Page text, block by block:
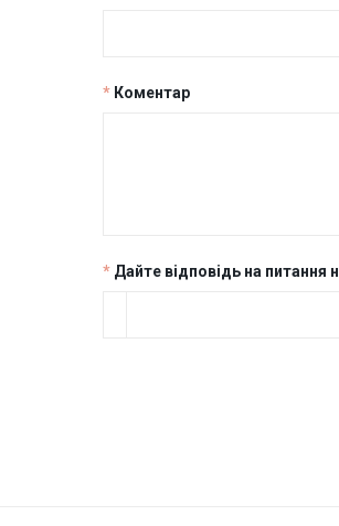
Коментар
Дайте відповідь на питання